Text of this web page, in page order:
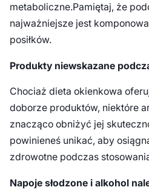
metaboliczne.Pamiętaj, że
najważniejsze jest
posiłków.
Produkty niewskazane
Chociaż dieta okienkowa
doborze produktów, niektóre
znacząco obniżyć jej
powinieneś unikać, aby
zdrowotne podczas
Napoje słodzone i alkohol